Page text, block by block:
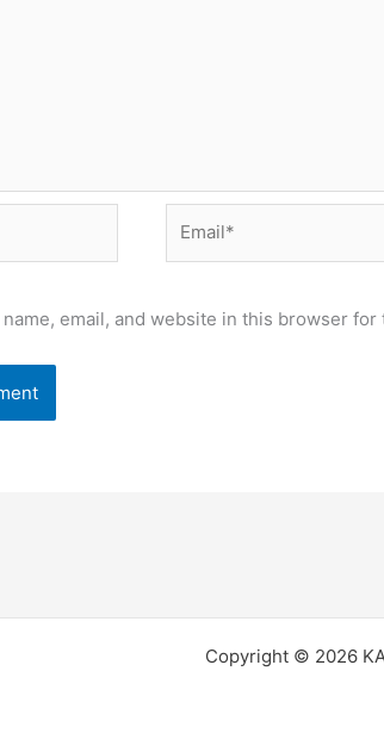
name, email, and website in this browser
Copyright © 2026